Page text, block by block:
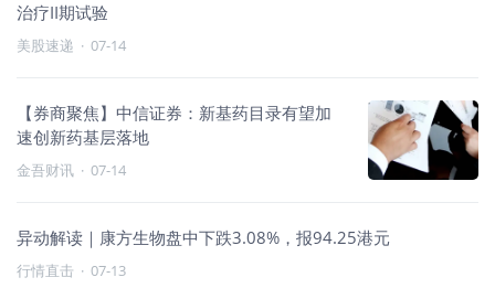
治疗II期试验
美股速递 · 07-14
【券商聚焦】中信证券：新基药目录有望加
速创新药基层落地
金吾财讯 · 07-14
异动解读｜康方生物盘中下跌3.08%，报94.25港元
行情直击 · 07-13